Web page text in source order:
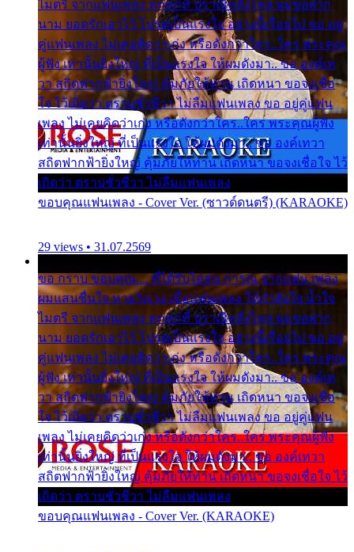
ไมตรี จากแฟนเพลง ทุกทุกที่ ปราณีหลั่งไหล ผมขอฝาก
นาม ยอดรักเอาไว้ โปรดเป็นแรงใจ อย่างนี้เรื่อยไป ขอ อยู่
คู่แฟนเพลง ไม่เคยคิดว่าเก่ง หรือดังกว่าใคร..ใคร พระคุณ
ผู้ฟัง เท่านั้นยิ่งใหญ่ ที่เป็นแรงใจ ให้ผมดังมา.. ขอ องค์เท
วา สถิตฟากฟ้ายิ่งใหญ่ คุ้มภัยให้ท่าน เถิดหนา ขอจงเชื่อ
ใจ ไว้เถิดว่า ตราบชั่วชีวา ไม่ลืมแฟนเพลง ขอ อยู่คู่แฟน
เพลง ไม่เคยคิดว่าเก่ง หรือดังกว่าใคร..ใคร พระคุณผู้ฟัง
เท่านั้นยิ่งใหญ่ ที่เป็นแรงใจ ให้ผมดังมา.. ขอ องค์เทวา
สถิตฟากฟ้ายิ่งใหญ่ คุ้มภัยให้ท่าน เถิดหนา ขอจงเชื่อใจ ไว้
เถิดว่า ตราบชั่วชีวา ไม่ลืมแฟนเพลง
ขอบคุณแฟนเพลง - Cover Ver. (ซาวด์ดนตรี) (KARAOKE)
29 views • 31.07.2569
ขอ กราบ ขอบคุณ.... ที่ได้รับไออุ่น การุณ จากแฟน เพลง
ผมแสนชื่นใจ หายวังเวง เมื่อแฟนเพลง ให้กำลังใจ น้ำใจ
ไมตรี จากแฟนเพลง ทุกทุกที่ ปราณีหลั่งไหล ผมขอฝาก
นาม ยอดรักเอาไว้ โปรดเป็นแรงใจ อย่างนี้เรื่อยไป ขอ อยู่
คู่แฟนเพลง ไม่เคยคิดว่าเก่ง หรือดังกว่าใคร..ใคร พระคุณ
ผู้ฟัง เท่านั้นยิ่งใหญ่ ที่เป็นแรงใจ ให้ผมดังมา.. ขอ องค์เท
วา สถิตฟากฟ้ายิ่งใหญ่ คุ้มภัยให้ท่าน เถิดหนา ขอจงเชื่อ
ใจ ไว้เถิดว่า ตราบชั่วชีวา ไม่ลืมแฟนเพลง ขอ อยู่คู่แฟน
เพลง ไม่เคยคิดว่าเก่ง หรือดังกว่าใคร..ใคร พระคุณผู้ฟัง
เท่านั้นยิ่งใหญ่ ที่เป็นแรงใจ ให้ผมดังมา.. ขอ องค์เทวา
สถิตฟากฟ้ายิ่งใหญ่ คุ้มภัยให้ท่าน เถิดหนา ขอจงเชื่อใจ ไว้
เถิดว่า ตราบชั่วชีวา ไม่ลืมแฟนเพลง
ขอบคุณแฟนเพลง - Cover Ver. (KARAOKE)